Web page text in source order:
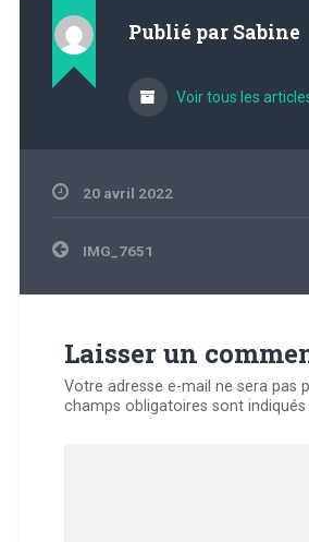
Publié par Sabine
Voir tous les
20 avril 2022
Navigation
de
IMG_7651
Laisser un
Votre adresse e-mail ne sera pas
champs obligatoires sont